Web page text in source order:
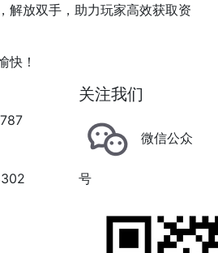
解放双手，助力玩家高效获取资
！
关注我们
微信公众
号